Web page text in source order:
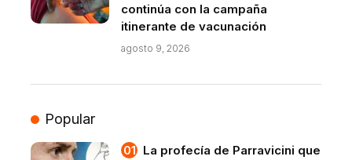
continúa con la campaña
itinerante de vacunación
agosto 9, 2026
Popular
La profecía de Parravicini que